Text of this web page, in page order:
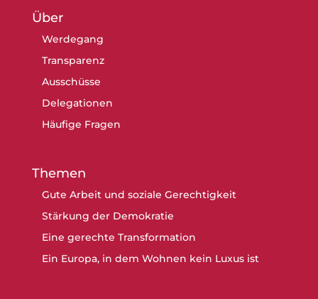
Über
Werdegang
Transparenz
Ausschüsse
Delegationen
Häufige Fragen
Themen
Gute Arbeit und soziale Gerechtigkeit
Stärkung der Demokratie
Eine gerechte Transformation
Ein Europa, in dem Wohnen kein Luxus ist